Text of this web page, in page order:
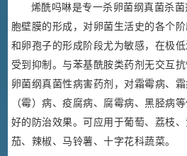
烯酰吗啉是专一杀卵菌纲真菌杀
胞壁膜的形成，对卵菌生活史的各个
和卵孢子的形成阶段尤为敏感，在极
受到抑制。与苯基酰胺类药剂无交互
卵菌纲真菌性病害药剂，对霜霉病、
（霉）病、疫腐病、腐霉病、黑胫病
好的防治效果。可应用于葡萄、荔枝
茄、辣椒、马铃薯、十字花科蔬菜。